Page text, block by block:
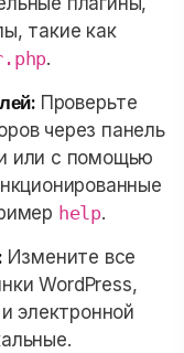
такие как
.
Проверьте
через панель
или с помощью
help.
Измените все
WordPress,
электронной